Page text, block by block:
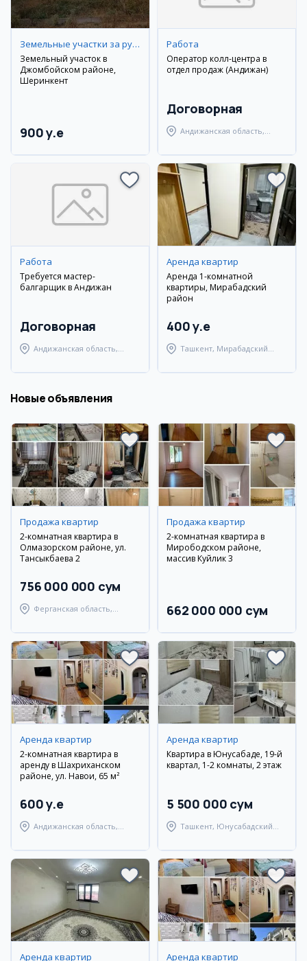
Земельные участки за рубежом
Земельный участок в
Джомбойском районе,
Шеринкент
900 y.e
Работа
Оператор колл-центра в
отдел продаж (Андижан)
Договорная
Андижанская область,
Работа
Требуется мастер-
балгарщик в Андижан
Договорная
Андижанская область,
Аренда квартир
Аренда 1-комнатной
квартиры, Мирабадский
район
400 y.e
Ташкент, Мирабадский
Новые объявления
Продажа квартир
2-комнатная квартира в
Олмазорском районе, ул.
Тансыкбаева 2
756 000 000 сум
Ферганская область,
Продажа квартир
2-комнатная квартира в
Мирободском районе,
массив Куйлик 3
662 000 000 сум
Аренда квартир
2-комнатная квартира в
аренду в Шахриханском
районе, ул. Навои, 65 м²
600 y.e
Андижанская область,
Аренда квартир
Квартира в Юнусабаде, 19-й
квартал, 1-2 комнаты, 2 этаж
5 500 000 сум
Ташкент, Юнусабадский
Аренда квартир Аренда квартир